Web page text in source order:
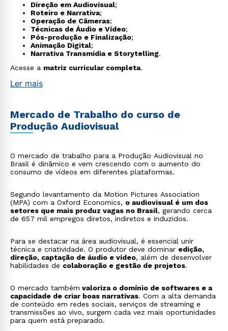
Direção em Audiovisual;
Roteiro e Narrativa;
Operação de Câmeras;
Técnicas de Áudio e Vídeo;
Pós-produção e Finalização;
Animação Digital;
Narrativa Transmídia e Storytelling.
Acesse a matriz curricular completa.
Ler mais
Mercado de Trabalho do curso de
Produção Audiovisual
O mercado de trabalho para a Produção Audiovisual no
Brasil é dinâmico e vem crescendo com o aumento do
consumo de vídeos em diferentes plataformas.
Segundo levantamento da Motion Pictures Association
(MPA) com a Oxford Economics, o audiovisual é um dos
setores que mais produz vagas no Brasil, gerando cerca
de 657 mil empregos diretos, indiretos e induzidos.
Para se destacar na área audiovisual, é essencial unir
técnica e criatividade. O produtor deve dominar edição,
direção, captação de áudio e vídeo, além de desenvolver
habilidades de colaboração e gestão de projetos.
O mercado também valoriza o domínio de softwares e a
capacidade de criar boas narrativas. Com a alta demanda
de conteúdo em redes sociais, serviços de streaming e
transmissões ao vivo, surgem cada vez mais oportunidades
para quem está preparado.